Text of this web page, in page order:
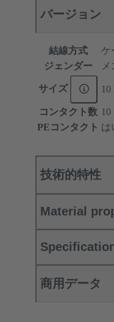
バージョン
結線方式
ケ
ジェンダー
メ
サイズ 10
コンタクト数 10
PEコンタクト は
技術的特性
Material
商用データ